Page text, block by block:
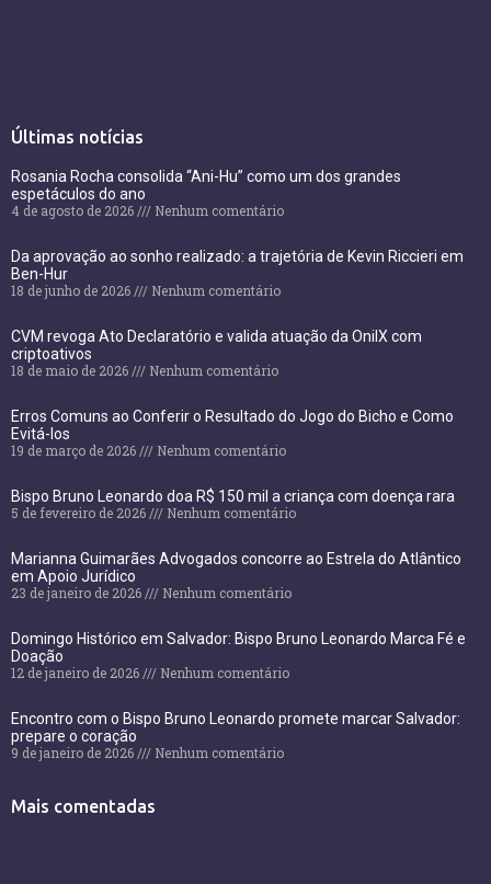
Últimas notícias
Rosania Rocha consolida “Ani-Hu” como um dos grandes
espetáculos do ano
4 de agosto de 2026
Nenhum comentário
Da aprovação ao sonho realizado: a trajetória de Kevin Riccieri em
Ben-Hur
18 de junho de 2026
Nenhum comentário
CVM revoga Ato Declaratório e valida atuação da OnilX com
criptoativos
18 de maio de 2026
Nenhum comentário
Erros Comuns ao Conferir o Resultado do Jogo do Bicho e Como
Evitá-los
19 de março de 2026
Nenhum comentário
Bispo Bruno Leonardo doa R$ 150 mil a criança com doença rara
5 de fevereiro de 2026
Nenhum comentário
Marianna Guimarães Advogados concorre ao Estrela do Atlântico
em Apoio Jurídico
23 de janeiro de 2026
Nenhum comentário
Domingo Histórico em Salvador: Bispo Bruno Leonardo Marca Fé e
Doação
12 de janeiro de 2026
Nenhum comentário
Encontro com o Bispo Bruno Leonardo promete marcar Salvador:
prepare o coração
9 de janeiro de 2026
Nenhum comentário
Mais comentadas